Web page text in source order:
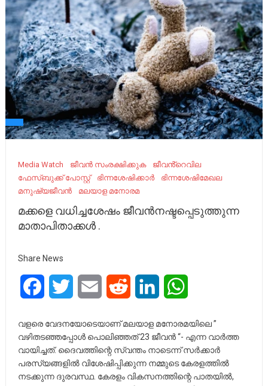
Media Watch ജീവൻ സംരക്ഷിക്കുക
ജീവൻ്റെവില
ഫേസ്ബുക്ക് പോസ്റ്റ്
ഭിന്നശേഷിക്കാർ
ഭിന്നശേഷിമേഖല
മനുഷ്യജീവൻ
മലയാള മനോരമ
മക്കളെ വധിച്ചശേഷം ജീവൻനഷ്ടപ്പെടുത്തുന്ന
മാതാപിതാക്കൾ .
Share News
FacebookTwitter Email Reddit LinkedIn
വളരെ വേദനയോടെയാണ് മലയാള മനോരമയിലെ ”
വഴിതടഞ്ഞപ്പോൾ പൊലിഞ്ഞത് 23 ജീവൻ “- എന്ന വാർത്ത
വായിച്ചത്. ദൈവത്തിന്റെ സ്വന്തം നാടെന്ന് സർക്കാർ
പരസ്യങ്ങളിൽ വിശേഷിപ്പിക്കുന്ന നമ്മുടെ കേരളത്തിൽ
നടക്കുന്ന ദുരവസ്ഥ. കേരളം വികസനത്തിന്റെ പാതയിൽ,